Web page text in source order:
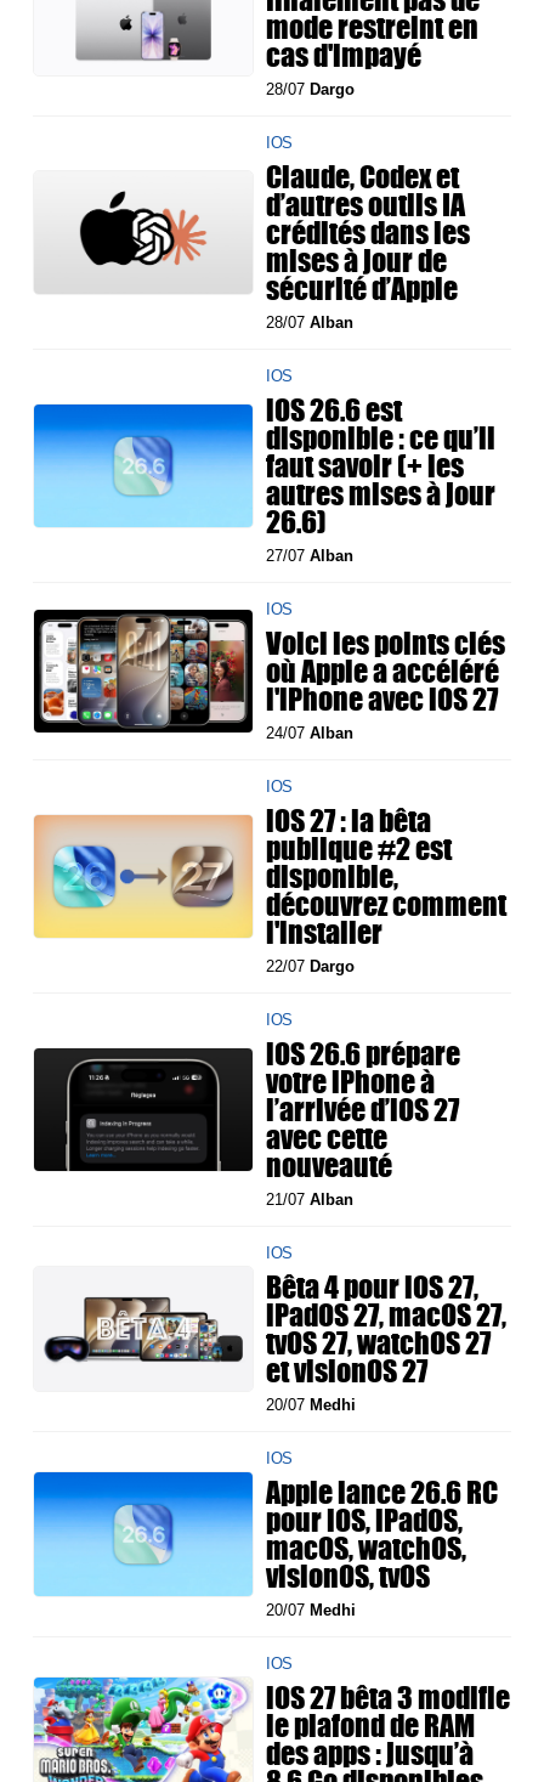
mode restreint en
cas d'impayé
28/07 Dargo
IOS
Claude, Codex et
d’autres outils IA
crédités dans les
mises à jour de
sécurité d’Apple
28/07Alban
IOS
iOS 26.6 est
disponible : ce qu’il
faut savoir (+ les
autres mises à jour
26.6)
27/07Alban
IOS
Voici les points clés
où Apple a accéléré
l'iPhone avec iOS 27
24/07Alban
IOS
iOS 27 : la bêta
publique #2 est
disponible,
découvrez comment
l'installer
22/07 Dargo
IOS
iOS 26.6 prépare
votre iPhone à
l’arrivée d’iOS 27
avec cette
nouveauté
21/07Alban
IOS
Bêta 4 pour iOS 27,
iPadOS 27, macOS 27,
tvOS 27, watchOS 27
et visionOS 27
20/07 Medhi
IOS
Apple lance 26.6 RC
pour iOS, iPadOS,
macOS, watchOS,
visionOS, tvOS
20/07 Medhi
IOS
iOS 27 bêta 3 modifie
le plafond de RAM
des apps : jusqu’à